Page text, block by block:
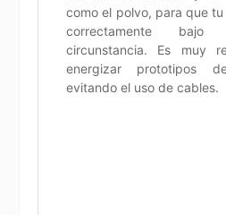
como el polvo, para que
correctamente bajo
circunstancia. Es muy
energizar prototipos
evitando el uso de cables.